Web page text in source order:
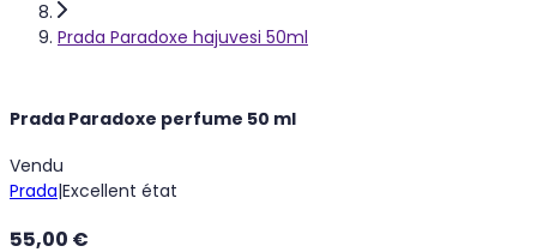
Prada Paradoxe hajuvesi 50ml
Prada Paradoxe perfume 50 ml
Vendu
Prada|Excellent état
55,00 €